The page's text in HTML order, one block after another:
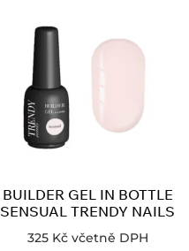
BUILDER GEL IN BOTTLE
SENSUAL TRENDY NAILS
325 Kč včetně DPH